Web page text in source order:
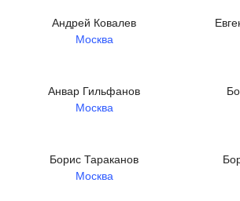
Андрей Ковалев
Москва
Анвар Гильфанов
Москва
Борис Тараканов
Москва